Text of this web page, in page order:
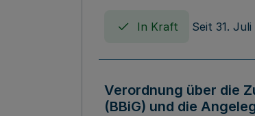
In Kraft Seit 31. Juli
Verordnung über die
(BBiG) und die